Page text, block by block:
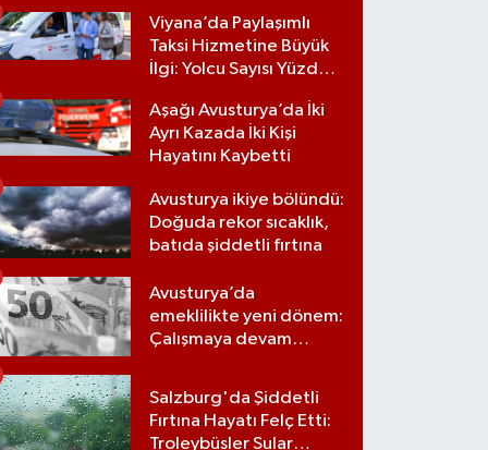
Viyana’da Paylaşımlı
Taksi Hizmetine Büyük
İlgi: Yolcu Sayısı Yüzde
Aşağı Avusturya’da İki
Ayrı Kazada İki Kişi
Hayatını Kaybetti
Avusturya ikiye bölündü:
Doğuda rekor sıcaklık,
batıda şiddetli fırtına
Avusturya’da
emeklilikte yeni dönem:
Çalışmaya devam
Salzburg'da Şiddetli
Fırtına Hayatı Felç Etti:
Troleybüsler Sular